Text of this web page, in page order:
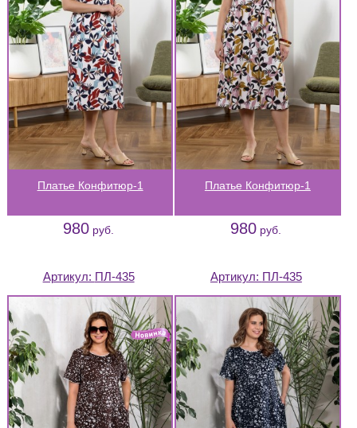
Платье Конфитюр-1
980 руб.
Платье Конфитюр-1
980 руб.
Артикул: ПЛ-435 Артикул: ПЛ-435